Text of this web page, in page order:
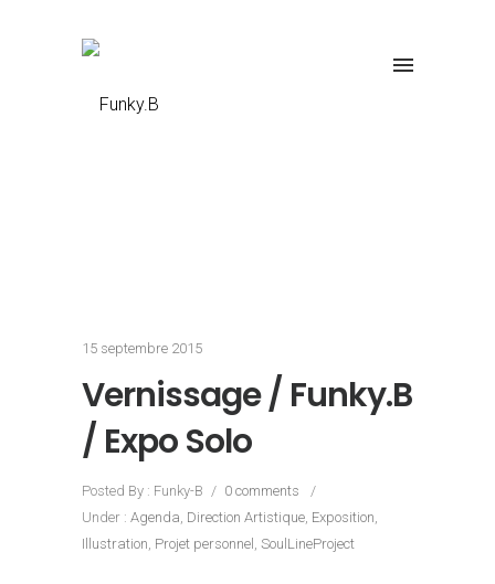
15 septembre 2015
Vernissage / Funky.B
/ Expo Solo
Posted By : Funky-B / 0 comments
/
Under : Agenda, Direction Artistique, Exposition,
Illustration, Projet personnel , SoulLineProject